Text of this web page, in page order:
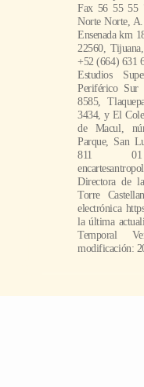
Fax 56 55 55
Norte Norte, A.
Ensenada km
22560,
+52 (664) 631
Estudios
Periférico Sur
8585,
3434, y El
de Macul,
Parque, San
811
Directora de
Torre
electrónica
la última
Temporal
modificación: